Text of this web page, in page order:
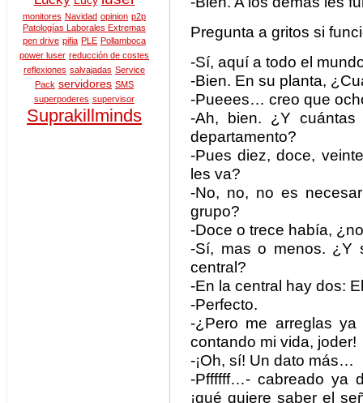
monitores Navidad opinion p2p
Patologías Laborales Extremas
pen drive pifia PLE Pollamboca
power luser reducción de costes
reflexiones salvajadas Service
Pack servidores SMS
superpoderes supervisor
Suprakillminds
Pregunta a gritos si
-Sí, aquí a todo el
-Bien. En su planta,
-Pueees… creo que
-Ah, bien. ¿Y
departamento?
-Pues diez, doce,
les va?
-No, no, no es
grupo?
-Doce o trece había,
-Sí, mas o menos. ¿Y
central?
-En la central hay dos:
-Perfecto.
-¿Pero me arreglas
contando mi vida, joder!
-¡Oh, sí! Un dato más…
-Pffffff…- cabreado ya
¡qué quiere saber el